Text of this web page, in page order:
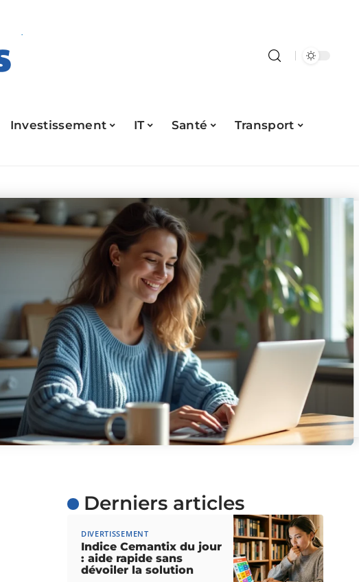
Investissement IT Santé
Transport
Derniers articles
DIVERTISSEMENT
Indice Cemantix du jour
: aide rapide sans
dévoiler la solution